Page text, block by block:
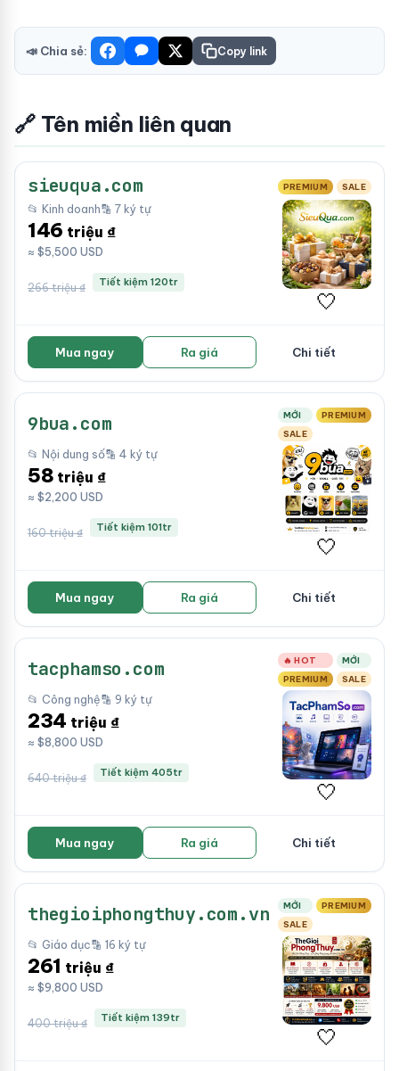
📣 Chia sẻ: Copy link
🔗 Tên miền liên quan
sieuqua.com PREMIUM SALE
📂 Kinh doanh🔡 7 ký tự
146 triệu ₫
≈ $5,500 USD
266 triệu ₫ Tiết kiệm 120tr
🤍
Mua ngay Ra giá Chi tiết
9bua.com MỚI
PREMIUM
SALE
📂 Nội dung số🔡 4 ký tự
58 triệu ₫
≈ $2,200 USD
160 triệu ₫ Tiết kiệm 101tr
🤍
Mua ngay Ra giá Chi tiết
tacphamso.com 🔥 HOT
MỚI
PREMIUM
SALE
📂 Công nghệ🔡 9 ký tự
234 triệu ₫
≈ $8,800 USD
640 triệu ₫ Tiết kiệm 405tr
🤍
Mua ngay Ra giá Chi tiết
thegioiphongthuy.com.vn MỚI
PREMIUM
SALE
📂 Giáo dục🔡 16 ký tự
261 triệu ₫
≈ $9,800 USD
400 triệu ₫ Tiết kiệm 139tr
🤍